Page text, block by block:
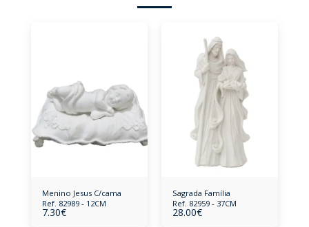
Menino Jesus C/cama
Ref. 82989 - 12CM
7.30€
Sagrada Família
Ref. 82959 - 37CM
28.00€